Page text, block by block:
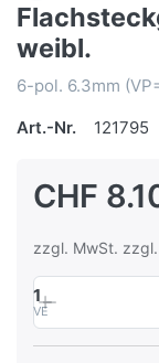
weibl.
6-pol. 6.3mm
Art.-Nr.
121795
CHF
zzgl. MwSt. zzgl.
1
VE